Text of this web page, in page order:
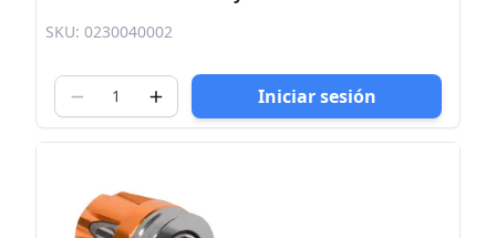
SKU: 0230040002
Iniciar sesión